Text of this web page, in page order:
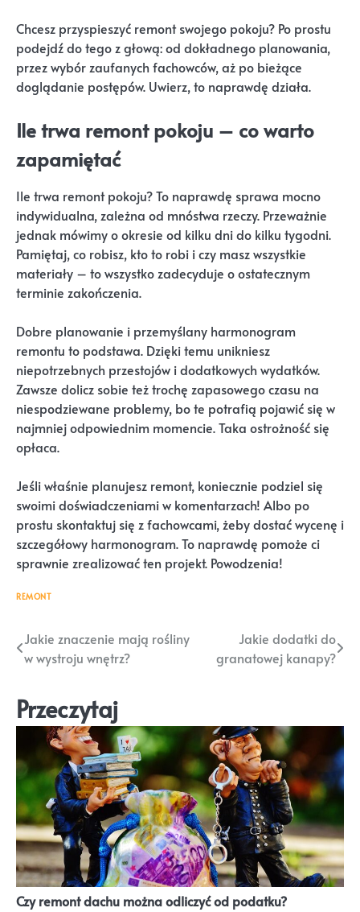
Chcesz przyspieszyć remont swojego pokoju? Po prostu
podejdź do tego z głową: od dokładnego planowania,
przez wybór zaufanych fachowców, aż po bieżące
doglądanie postępów. Uwierz, to naprawdę działa.
Ile trwa remont pokoju – co warto
zapamiętać
Ile trwa remont pokoju? To naprawdę sprawa mocno
indywidualna, zależna od mnóstwa rzeczy. Przeważnie
jednak mówimy o okresie od kilku dni do kilku tygodni.
Pamiętaj, co robisz, kto to robi i czy masz wszystkie
materiały – to wszystko zadecyduje o ostatecznym
terminie zakończenia.
Dobre planowanie i przemyślany harmonogram
remontu to podstawa. Dzięki temu unikniesz
niepotrzebnych przestojów i dodatkowych wydatków.
Zawsze dolicz sobie też trochę zapasowego czasu na
niespodziewane problemy, bo te potrafią pojawić się w
najmniej odpowiednim momencie. Taka ostrożność się
opłaca.
Jeśli właśnie planujesz remont, koniecznie podziel się
swoimi doświadczeniami w komentarzach! Albo po
prostu skontaktuj się z fachowcami, żeby dostać wycenę i
szczegółowy harmonogram. To naprawdę pomoże ci
sprawnie zrealizować ten projekt. Powodzenia!
REMONT
Nawigacja
wpisu
Jakie znaczenie mają rośliny
w wystroju wnętrz?
Jakie dodatki do
granatowej kanapy?
Przeczytaj
Czy remont dachu można odliczyć od podatku?